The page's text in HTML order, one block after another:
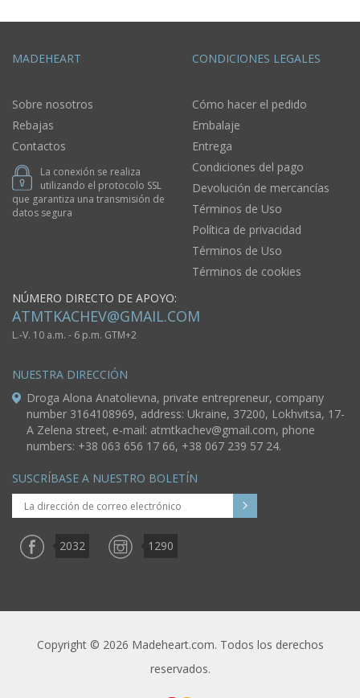
MADEHEART
Sobre nosotros
Rebajas
Contactos
La conexión se realiza
utilizando el protocolo SSL
que garantiza una transmisión de
datos segura
CONDICIONES LEGALES
Cómo hacer el pedido
Embalaje
Entrega
Condiciones del pago
Devolución de mercancías
Términos de Uso
Política de privacidad
Términos de Uso
Términos de cookies
NÚMERO DIRECTO DE APOYO:
ATMTKACHEV@GMAIL.COM
L.-V. 10 a.m. - 6 p.m. GTM+2
NUESTRA DIRECCIÓN
Droga Alona Anatolievna, private entrepreneur, company
number 3164108969, address: Ukraine, 37200, Lokhvitsa, 17-
A Zelena street, e-mail: atmtkachev@gmail.com, phone
numbers: +38 063 656 17 66, +38 067 239 57 24.
SUSCRÍBASE A NUESTRO BOLETÍN
2032 1290
Copyright © 2026 Madeheart.com. Todos los derechos
reservados.